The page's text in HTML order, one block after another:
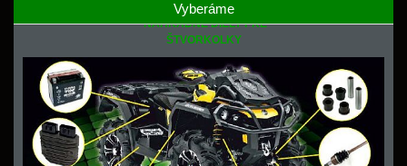
Vyberáme
NÁHRADNÉ DIELY PRE
ŠTVORKOLKY